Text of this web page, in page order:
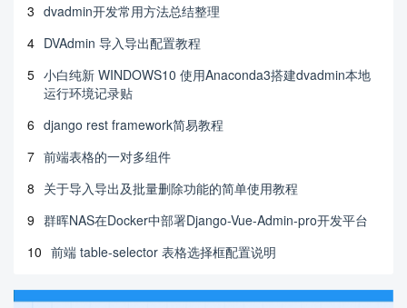
3 dvadmin开发常用方法总结整理
4 DVAdmin 导入导出配置教程
5 小白纯新 WINDOWS10 使用Anaconda3搭建dvadmin本地
运行环境记录贴
6 django rest framework简易教程
7 前端表格的一对多组件
8 关于导入导出及批量删除功能的简单使用教程
9 群晖NAS在Docker中部署Django-Vue-Admin-pro开发平台
10 前端 table-selector 表格选择框配置说明